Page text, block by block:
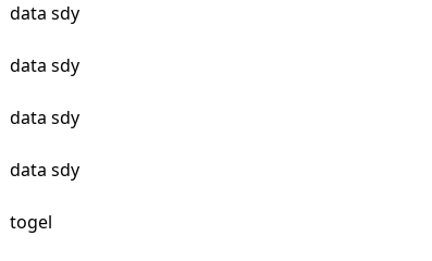
data sdy
data sdy
data sdy
data sdy
togel